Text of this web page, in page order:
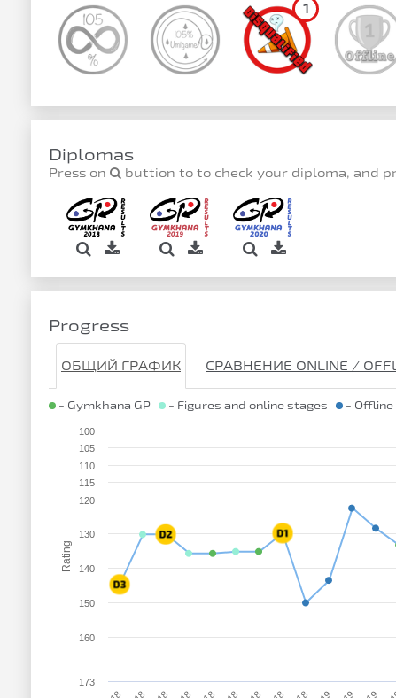
1
Diplomas
Press on buttion to to check your diploma, and
Progress
ОБЩИЙ ГРАФИК СРАВНЕНИЕ ONLINE /
- Gymkhana GP - Figures and online stages - Offline
Rating
100
105
110
115
120
130
140
150
160
173